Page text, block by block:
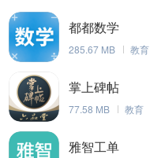
都都数学
285.67 MB 教育
掌上碑帖
77.58 MB 教育
雅智工单